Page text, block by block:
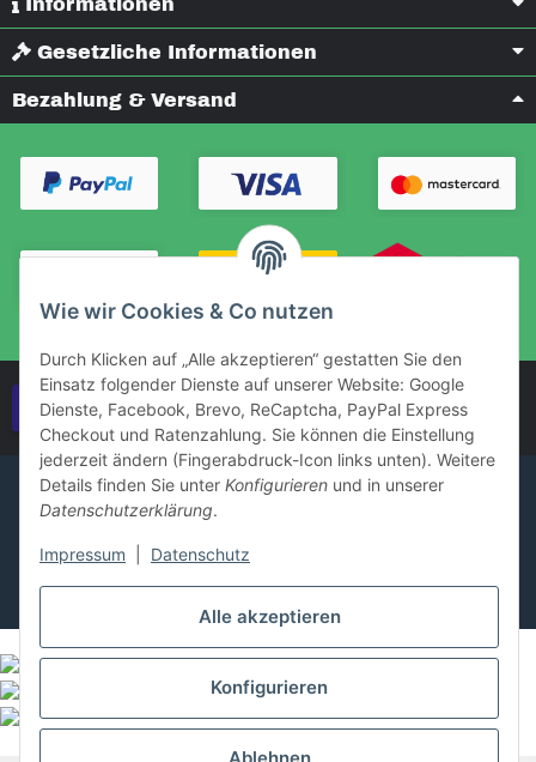
Alle akzeptieren
Konfigurieren
Wie wir Cookies & Co nutzen
Durch Klicken auf „Alle akzeptieren“ gestatten Sie den
Einsatz folgender Dienste auf unserer Website: Google
Dienste, Facebook, Brevo, ReCaptcha, PayPal Express
Checkout und Ratenzahlung. Sie können die Einstellung
jederzeit ändern (Fingerabdruck-Icon links unten). Weitere
Details finden Sie unter Konfigurieren und in unserer
Datenschutzerklärung.
Impressum Datenschutz
Gesetzliche Informationen
Bezahlung & Versand
Vertrag widerrufen